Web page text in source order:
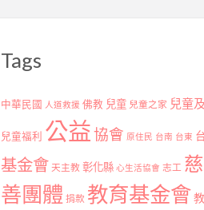
Tags
中華民國 人道救援 佛教 兒童 兒童之家 兒童
兒童福利 公益協會 原住民 台南 台東
基金會 天主教 彰化縣 心生活協會 志工
善團體 捐款 教育基金會